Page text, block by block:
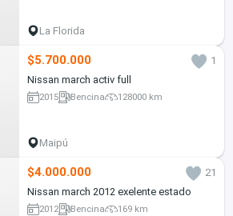
La Florida
$5.700.000
1
Nissan march activ full
2015 Bencina 128000 km
Maipú
$4.000.000
21
Nissan march 2012 exelente estado
2012 Bencina 169 km